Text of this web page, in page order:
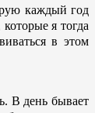
каждый год
я тогда
в этом
В день бывает